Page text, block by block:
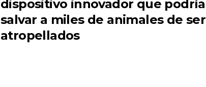
dispositivo innovador que podría
salvar a miles de animales de ser
atropellados